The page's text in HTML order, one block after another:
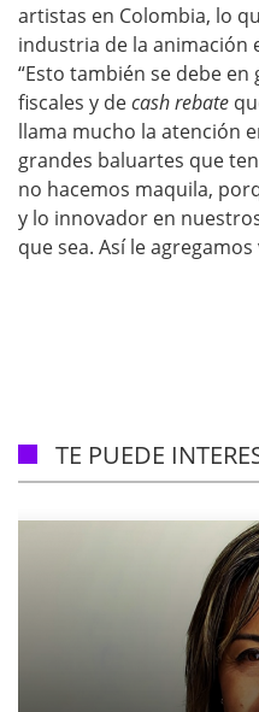
artistas en Colombia, lo
industria de la animación
“Esto también se debe
fiscales y decash rebate
llama mucho la atención
grandes baluartes que
no hacemos maquila,
y lo innovador en
que sea. Así le
TE PUEDE